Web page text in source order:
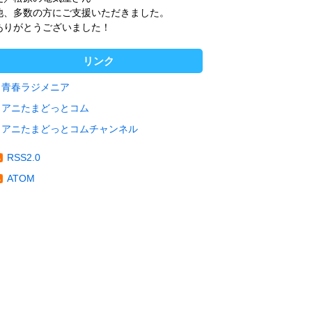
、多数の方にご支援いただきました。
りがとうございました！
リンク
青春ラジメニア
アニたまどっとコム
アニたまどっとコムチャンネル
RSS2.0
ATOM